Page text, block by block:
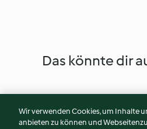
Das könnte dir
Wir verwenden Cookies, um Inhalte
anbieten zu können und